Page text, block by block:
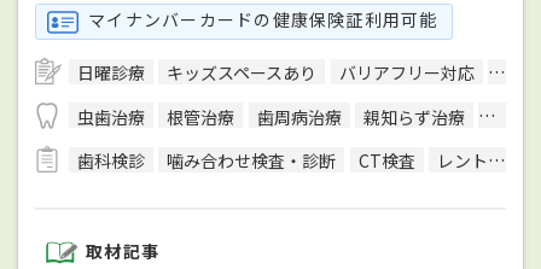
マイナンバーカードの健康保険証利用可能
日曜診療 キッズスペースあり バリアフリー対応
駅徒
虫歯治療
根管治療 歯周病治療 親知らず治療
顎関
歯科検診
噛み合わせ検査・診断 CT検査 レントゲン検査
取材記事